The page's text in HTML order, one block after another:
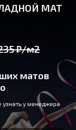
МАТ
₽/м2
матов
у менеджера